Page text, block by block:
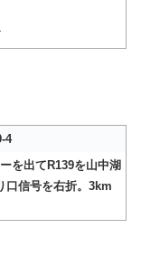
4
を出てR139を山中湖
口信号を右折。3km